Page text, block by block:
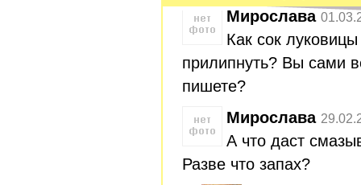
Мирослава
Как сок
прилипнуть? Вы сами
пишете?
Мирослава
А что даст
Разве что запах?